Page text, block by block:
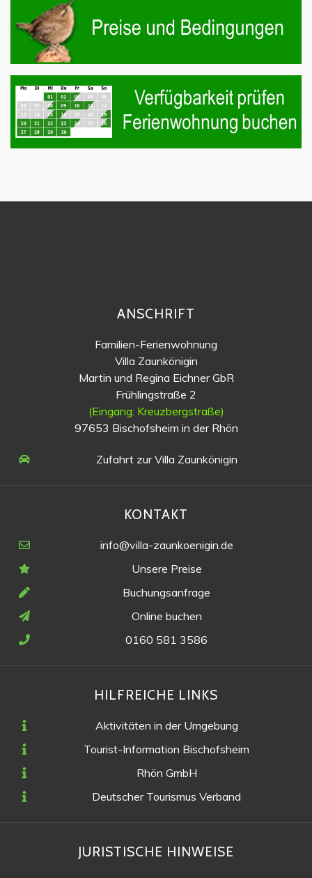
ANSCHRIFT
Familien-Ferienwohnung
Villa Zaunkönigin
Martin und Regina Eichner GbR
Frühlingstraße 2
(Eingang: Kreuzbergstraße)
97653 Bischofsheim in der Rhön
Zufahrt zur Villa Zaunkönigin
KONTAKT
info@villa-zaunkoenigin.de
Unsere Preise
Buchungsanfrage
Online buchen
0160 581 3586
HILFREICHE LINKS
Aktivitäten in der Umgebung
Tourist-Information Bischofsheim
Rhön GmbH
Deutscher Tourismus Verband
JURISTISCHE HINWEISE